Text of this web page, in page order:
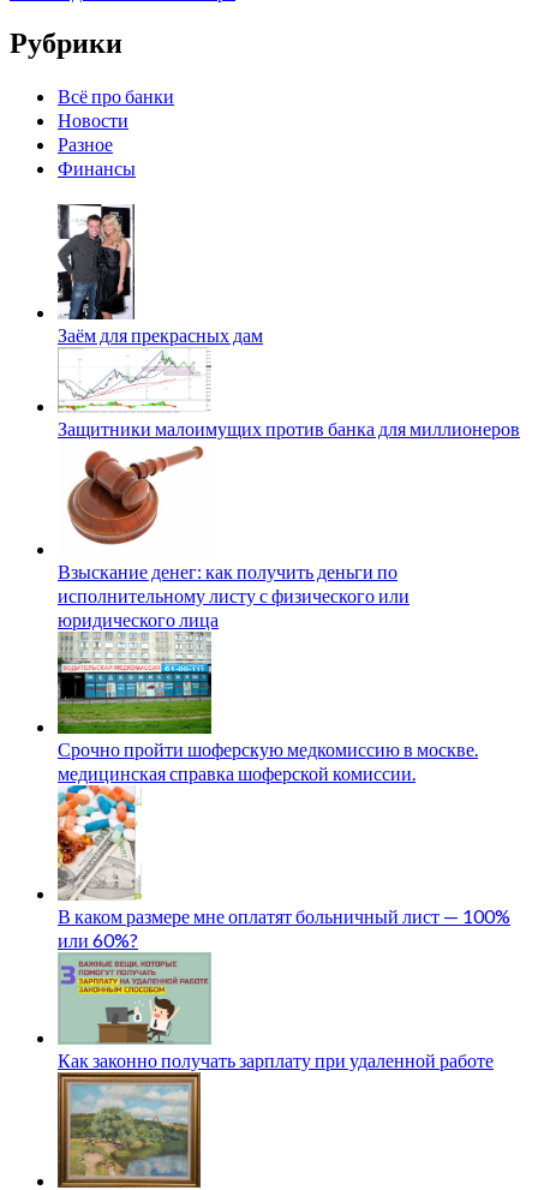
Рубрики
Всё про банки
Новости
Разное
Финансы
Заём для прекрасных дам
Защитники малоимущих против банка для миллионеров
Взыскание денег: как получить деньги по
исполнительному листу с физического или
юридического лица
Срочно пройти шоферскую медкомиссию в москве.
медицинская справка шоферской комиссии.
В каком размере мне оплатят больничный лист — 100%
или 60%?
Как законно получать зарплату при удаленной работе